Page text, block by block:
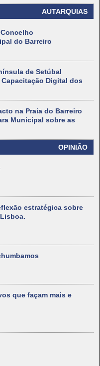
AUTARQUIAS
do Barreiro
de Setúbal
Digital dos
na Praia do Barreiro
Municipal sobre as
OPINIÃO
estratégica sobre
que façam mais e